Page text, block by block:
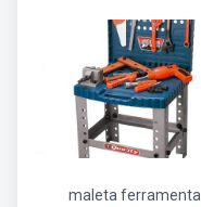
maleta ferramenta